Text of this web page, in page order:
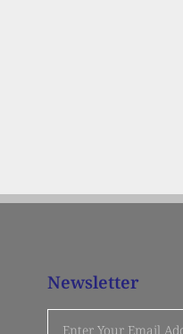
Newsletter